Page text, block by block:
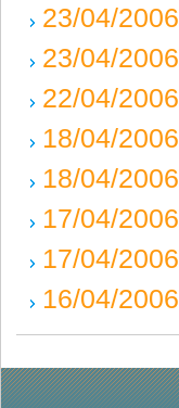
23/04/2006
23/04/2006
22/04/2006
18/04/2006
18/04/2006
17/04/2006
17/04/2006
16/04/2006